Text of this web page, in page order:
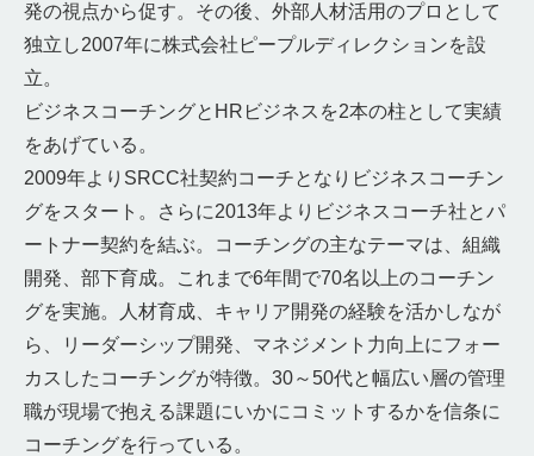
発の視点から促す。その後、外部人材活用のプロとして
独立し2007年に株式会社ピープルディレクションを設
立。
ビジネスコーチングとHRビジネスを2本の柱として実績
をあげている。
2009年よりSRCC社契約コーチとなりビジネスコーチン
グをスタート。さらに2013年よりビジネスコーチ社とパ
ートナー契約を結ぶ。コーチングの主なテーマは、組織
開発、部下育成。これまで6年間で70名以上のコーチン
グを実施。人材育成、キャリア開発の経験を活かしなが
ら、リーダーシップ開発、マネジメント力向上にフォー
カスしたコーチングが特徴。30～50代と幅広い層の管理
職が現場で抱える課題にいかにコミットするかを信条に
コーチングを行っている。